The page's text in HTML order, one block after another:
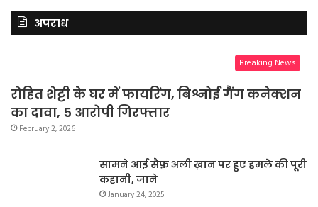
अपराध
Breaking News
रोहित शेट्टी के घर में फायरिंग, बिश्नोई गैंग कनेक्शन
का दावा, 5 आरोपी गिरफ्तार
February 2, 2026
सामने आई सैफ़ अली ख़ान पर हुए हमले की पूरी
कहानी, जाने
January 24, 2025